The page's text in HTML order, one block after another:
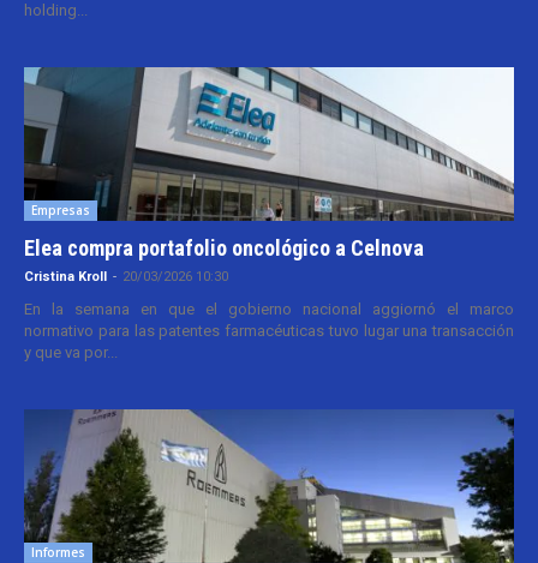
holding...
Empresas
Elea compra portafolio oncológico a Celnova
Cristina Kroll - 20/03/2026 10:30
En la semana en que el gobierno nacional aggiornó el marco
normativo para las patentes farmacéuticas tuvo lugar una transacción
y que va por...
Informes